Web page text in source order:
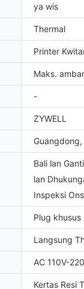
ya wis
Thermal
Printer
Maks.
-
ZYWELL
Guangdong,
Bali lan
lan
Inspeksi
Plug khusus
Langsung
AC 110V-
Kertas Resi